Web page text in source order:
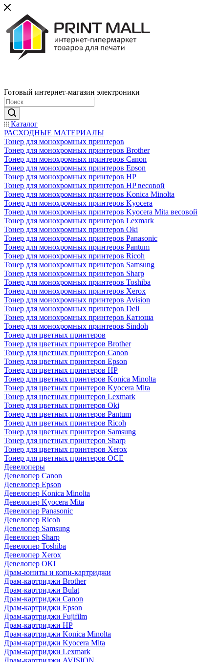
Готовый интернет-магазин электроники
Каталог
РАСХОДНЫЕ МАТЕРИАЛЫ
Тонер для монохромных принтеров
Тонер для монохромных принтеров Brother
Тонер для монохромных принтеров Canon
Тонер для монохромных принтеров Epson
Тонер для монохромных принтеров HP
Тонер для монохромных принтеров HP весовой
Тонер для монохромных принтеров Konica Minolta
Тонер для монохромных принтеров Kyocera
Тонер для монохромных принтеров Kyocera Mita весовой
Тонер для монохромных принтеров Lexmark
Тонер для монохромных принтеров Oki
Тонер для монохромных принтеров Panasonic
Тонер для монохромных принтеров Pantum
Тонер для монохромных принтеров Ricoh
Тонер для монохромных принтеров Samsung
Тонер для монохромных принтеров Sharp
Тонер для монохромных принтеров Toshiba
Тонер для монохромных принтеров Xerox
Тонер для монохромных принтеров Avision
Тонер для монохромных принтеров Deli
Тонер для монохромных принтеров Катюша
Тонер для монохромных принтеров Sindoh
Тонер для цветных принтеров
Тонер для цветных принтеров Brother
Тонер для цветных принтеров Canon
Тонер для цветных принтеров Epson
Тонер для цветных принтеров HP
Тонер для цветных принтеров Konica Minolta
Тонер для цветных принтеров Kyocera Mita
Тонер для цветных принтеров Lexmark
Тонер для цветных принтеров Oki
Тонер для цветных принтеров Pantum
Тонер для цветных принтеров Ricoh
Тонер для цветных принтеров Samsung
Тонер для цветных принтеров Sharp
Тонер для цветных принтеров Xerox
Тонер для цветных принтеров OCE
Девелоперы
Девелопер Canon
Девелопер Epson
Девелопер Konica Minolta
Девелопер Kyocera Mita
Девелопер Panasonic
Девелопер Ricoh
Девелопер Samsung
Девелопер Sharp
Девелопер Toshiba
Девелопер Xerox
Девелопер OKI
Драм-юниты и копи-картриджи
Драм-картриджи Brother
Драм-картриджи Bulat
Драм-картриджи Canon
Драм-картриджи Epson
Драм-картриджи Fujifilm
Драм-картриджи HP
Драм-картриджи Konica Minolta
Драм-картриджи Kyocera Mita
Драм-картриджи Lexmark
Драм-картриджи AVISION